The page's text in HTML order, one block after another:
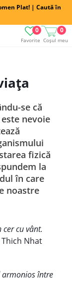
Plat! | Caută în
Favorite
0
Coșul meu
0
se că
nevoie
fizică
la
în care
noastre
cer cu vânt.
Thich Nhat
armonios între